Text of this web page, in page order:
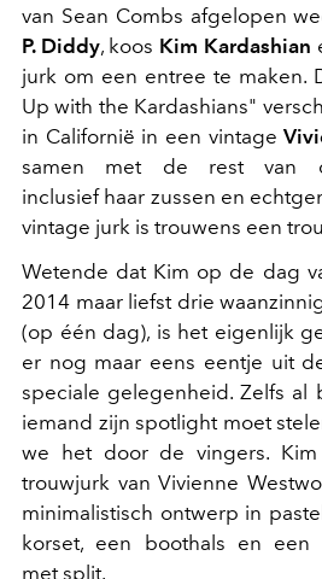
van Sean Combs afgelopen
P. Diddy, koos Kim Kardashian
jurk om een entree te maken.
Up with the Kardashians"
in Californië in een vintage
samen met de rest van
inclusief haar zussen en
vintage jurk is trouwens een
Wetende dat Kim op de dag
2014 maar liefst drie
(op één dag), is het eigenlijk
er nog maar eens eentje uit
speciale gelegenheid. Zelfs al
iemand zijn spotlight moet
we het door de vingers.
trouwjurk van Vivienne
minimalistisch ontwerp in
korset, een boothals en
met split.